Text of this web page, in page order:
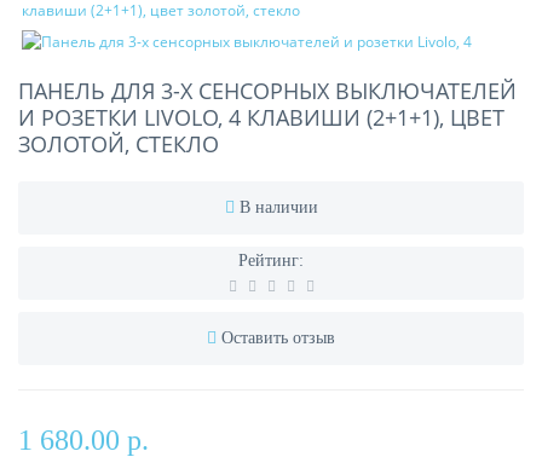
ПАНЕЛЬ ДЛЯ 3-Х СЕНСОРНЫХ ВЫКЛЮЧАТЕЛЕЙ
И РОЗЕТКИ LIVOLO, 4 КЛАВИШИ (2+1+1), ЦВЕТ
ЗОЛОТОЙ, СТЕКЛО
В наличии
Рейтинг:
Оставить отзыв
1 680.00 р.